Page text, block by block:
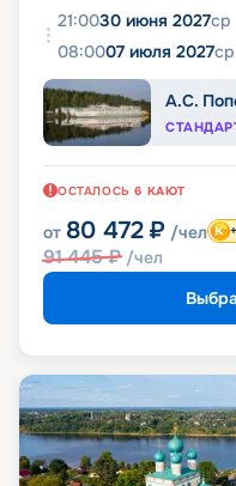
21:0030 июня 2027ср
08:0007 июля 2027ср
А.С.
ОСТАЛОСЬ 6 КАЮТ
от 80 472 ₽ /чел
91 445₽ /чел